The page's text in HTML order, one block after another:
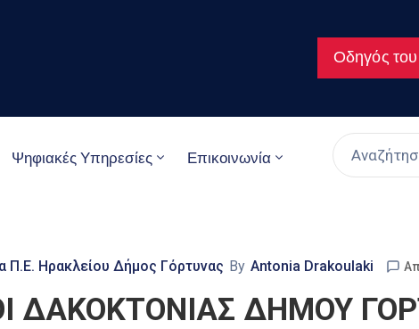
Οδηγός του
Ψηφιακές Υπηρεσίες Επικοινωνία
Π.Ε. Ηρακλείου Δήμος Γόρτυνας By Antonia Drakoulaki
ΔΑΚΟΚΤΟΝΙΑΣ ΔΗΜΟΥ